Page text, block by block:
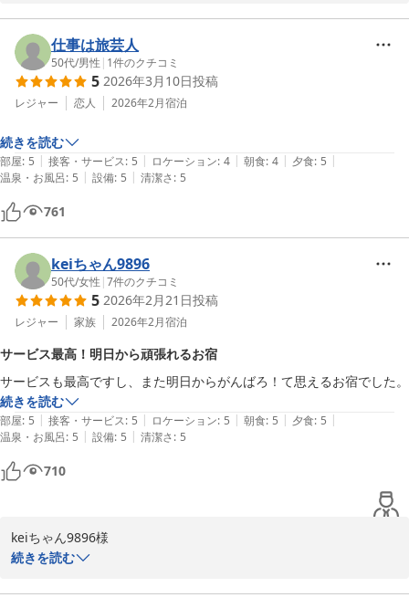
当館の強みである客室温泉や無料サービス等ご堪能いただけたよう
で大変嬉しく存じます。
是非次回は夜鳴きそばもお召し上がりください。
いただいたお言葉を励みにより良い施設づくりに努めて参ります。
またのご来館を心よりお待ち申し上げております。
雪月花別邸 翠雲（共立リゾート）
2026-05-21
仕事は旅芸人
50代/男性 | 1件のクチコミ
5 2026年3月10日投稿
レジャー 恋人 2026年2月宿泊
続きを読む
部屋: 5 | 接客・サービス: 5 | ロケーション: 4 | 朝食: 4 | 夕食: 5 |
温泉・お風呂: 5 | 設備: 5 | 清潔さ: 5
761
keiちゃん9896
50代/女性 |7件のクチコミ
5 2026年2月21日投稿
レジャー 家族 2026年2月宿泊
サービス最高！明日から頑張れるお宿
サービスも最高ですし、また明日からがんばろ！て思えるお宿でした。
続きを読む
部屋: 5 | 接客・サービス: 5 | ロケーション: 5 | 朝食: 5 | 夕食: 5 |
温泉・お風呂: 5 | 設備: 5 | 清潔さ: 5
710
keiちゃん9896様
この度は雪月花別邸翠雲にご宿泊いただき誠にありがとうございま
サービス面をお褒めいただき、明日への活力になれたことを大変光
続きを読む